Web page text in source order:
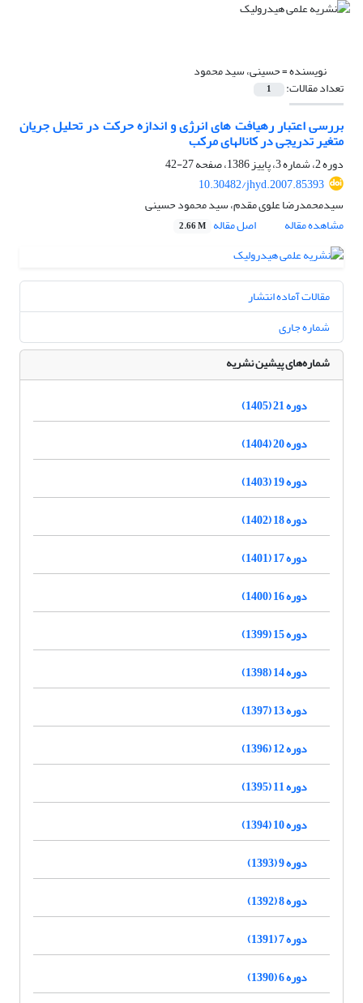
نویسنده =حسینی، سید محمود
تعداد مقالات: 1
بررسی اعتبار رهیافت های انرژی و اندازه حرکت در تحلیل جریان
متغیر تدریجی در کانالهای مرکب
دوره 2، شماره 3، پاییز 1386، صفحه
27-42
10.30482/jhyd.2007.85393
سیدمحمدرضا علوی مقدم، سید محمود حسینی
مشاهده مقاله
اصل مقاله 2.66 M
مقالات آماده انتشار
شماره جاری
شماره‌های پیشین نشریه
دوره 21 (1405)
دوره 20 (1404)
دوره 19 (1403)
دوره 18 (1402)
دوره 17 (1401)
دوره 16 (1400)
دوره 15 (1399)
دوره 14 (1398)
دوره 13 (1397)
دوره 12 (1396)
دوره 11 (1395)
دوره 10 (1394)
دوره 9 (1393)
دوره 8 (1392)
دوره 7 (1391)
دوره 6 (1390)